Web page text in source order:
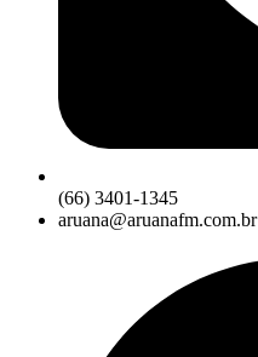
(66) 3401-1345
aruana@aruanafm.com.br